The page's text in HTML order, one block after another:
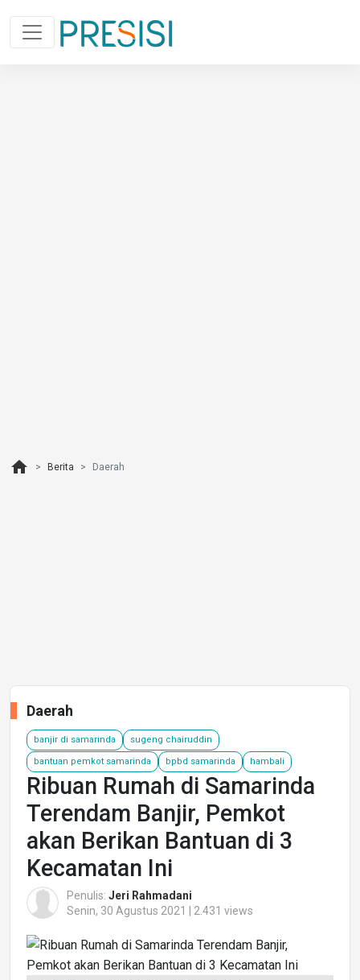
home Berita Daerah
Daerah
banjir di samarinda sugeng chairuddin
bantuan pemkot samarinda bpbd samarinda hambali
Ribuan Rumah di Samarinda
Terendam Banjir, Pemkot
akan Berikan Bantuan di 3
Kecamatan Ini
Penulis: Jeri Rahmadani
Senin, 30 Agustus 2021 | 2.431 views